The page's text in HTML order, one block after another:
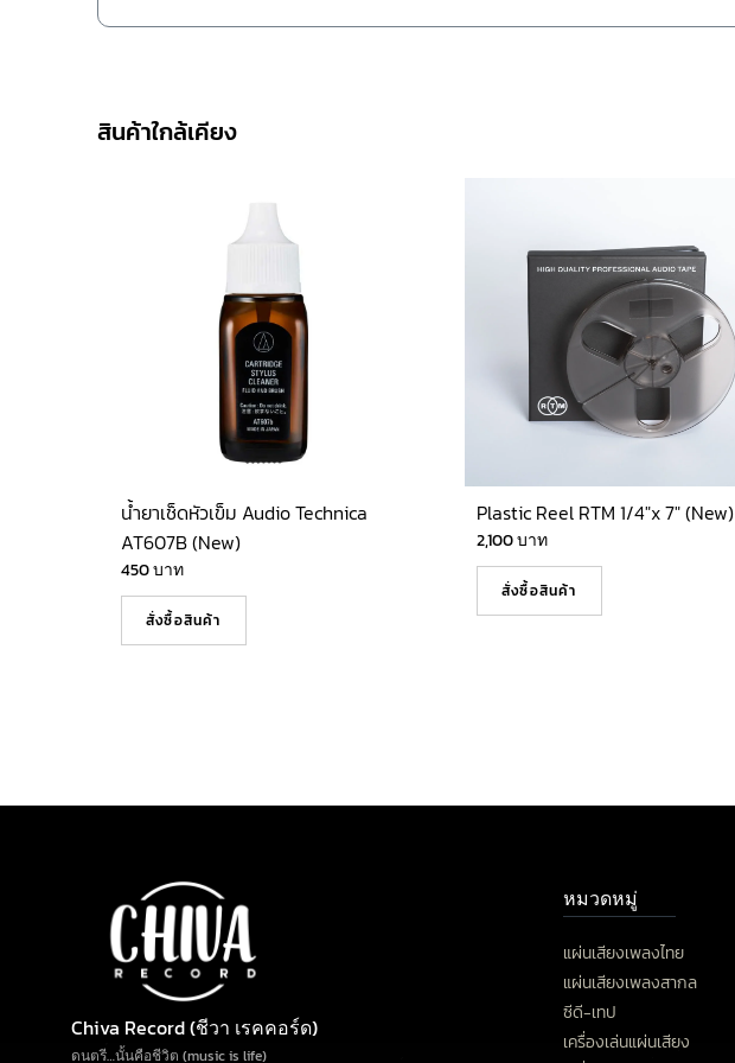
สินค้าใกล้เคียง
น้ำยาเช็ดหัวเข็ม Audio Technica
AT607B (New)
450บาท
สั่งซื้อสินค้า
Plastic Reel RTM 1/4″x 7″ (New)
2,100บาท
สั่งซื้อสินค้า
Chiva Record (ชีวา เรคคอร์ด)
ดนตรี…นั้นคือชีวิต (music is life)
หมวดหมู่
แผ่นเสียงเพลงไทย
แผ่นเสียงเพลงสากล
ซีดี-เทป
เครื่องเล่นแผ่นเสียง